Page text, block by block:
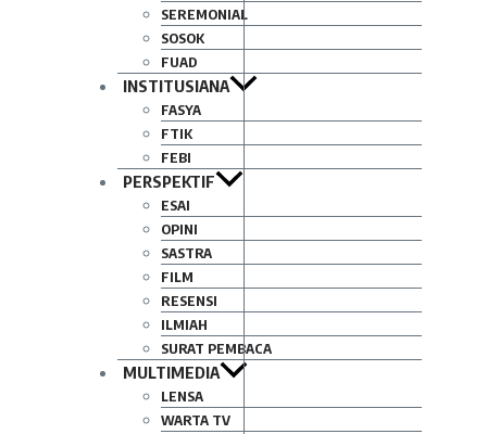
SEREMONIAL
SOSOK
FUAD
INSTITUSIANA
FASYA
FTIK
FEBI
PERSPEKTIF
ESAI
OPINI
SASTRA
FILM
RESENSI
ILMIAH
SURAT PEMBACA
MULTIMEDIA
LENSA
WARTA TV